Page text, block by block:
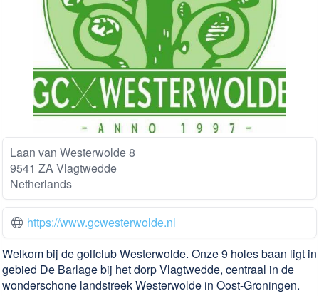
Laan van Westerwolde 8
9541 ZA Vlagtwedde
Netherlands
https://www.gcwesterwolde.nl
Welkom bij de golfclub Westerwolde. Onze 9 holes baan ligt in
gebied De Barlage bij het dorp Vlagtwedde, centraal in de
wonderschone landstreek Westerwolde in Oost-Groningen.